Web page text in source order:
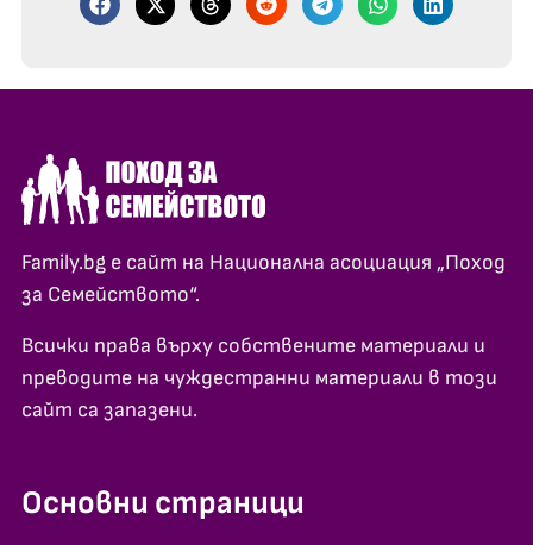
Family.bg е сайт на Национална асоциация „Поход
за Семейството“.
Всички права върху собствените материали и
преводите на чуждестранни материали в този
сайт са запазени.
Основни страници